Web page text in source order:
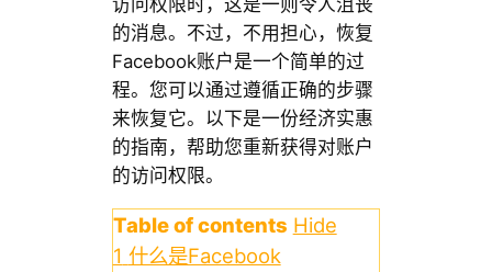
的消息。不过，不用担心，恢复
Facebook账户是一个简单的过
程。您可以通过遵循正确的步骤
来恢复它。以下是一份经济实惠
的指南，帮助您重新获得对账户
的访问权限。
Table of contents Hide
1 什么是Facebook